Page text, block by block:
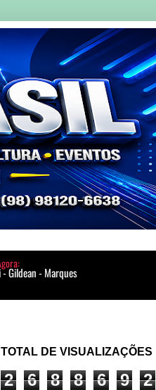
TOTAL DE VISUALIZAÇÕES
2 6 8 8 6 9 2